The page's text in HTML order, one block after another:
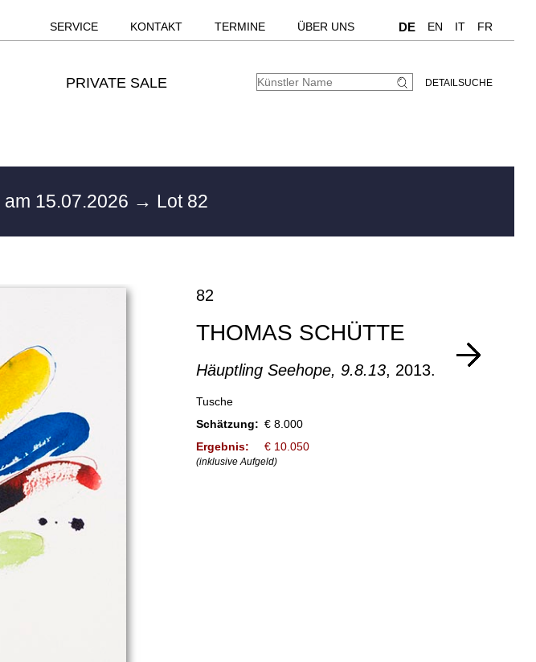
SERVICE KONTAKT TERMINE ÜBER UNS DE EN IT FR
PRIVATE SALE DETAILSUCHE
am 15.07.2026 → Lot 82
82
THOMAS SCHÜTTE
Häuptling Seehope, 9.8.13, 2013.
Tusche
Schätzung: € 8.000
Ergebnis:
€ 10.050
(inklusive Aufgeld)